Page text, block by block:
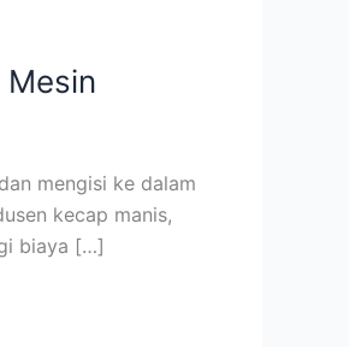
Mesin
mengisi ke dalam
kecap manis,
biaya […]